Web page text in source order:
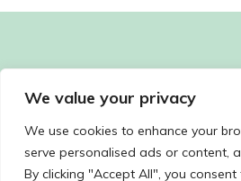
We value your privacy
We use cookies to enhance your
serve personalised ads or content,
By clicking "Accept All", you